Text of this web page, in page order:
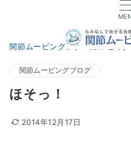
関節ムービングテクニカルセミ
関節ムービングブログ
ほそっ！
2014年12月17日